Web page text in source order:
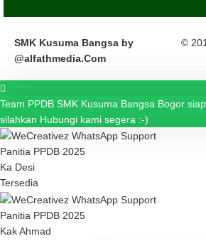
SMK Kusuma Bangsa by
@alfathmedia.Com
©
Team PPDB SMK Kusuma Bangsa Bogor
silahkan Hubungi kami segera :-)
Panitia PPDB 2025
Ka Desi
Tersedia
Panitia PPDB 2025
Kak Ahmad